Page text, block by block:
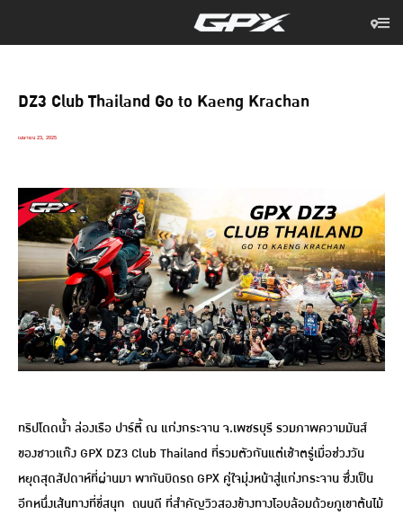
DZ3 Club Thailand Go to Kaeng Krachan
เมษายน 23, 2025
ทริปโดดน้ำ ล่องเรือ ปาร์ตี้ ณ แก่งกระจาน จ.เพชรบุรี รวมภาพความมันส์
ของชาวแก๊ง GPX DZ3 Club Thailand ที่รวมตัวกันแต่เช้าตรู่เมื่อช่วงวัน
หยุดสุดสัปดาห์ที่ผ่านมา พากันบิดรถ GPX คู่ใจมุ่งหน้าสู่แก่งกระจาน ซึ่งเป็น
อีกหนึ่งเส้นทางที่ขี่สนุก ถนนดี ที่สำคัญวิวสองข้างทางโอบล้อมด้วยภูเขาต้นไม้